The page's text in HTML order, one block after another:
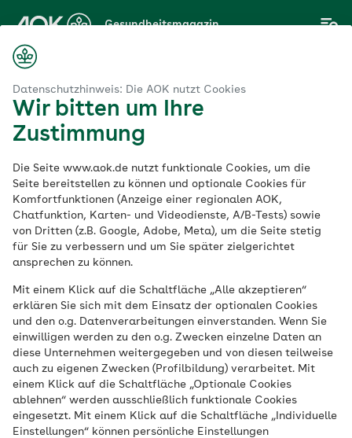
Datenschutzhinweis: Die AOK nutzt Cookies
Wir bitten um Ihre
Zustimmung
Die Seite www.aok.de nutzt funktionale Cookies, um die
Seite bereitstellen zu können und optionale Cookies für
Komfortfunktionen (Anzeige einer regionalen AOK,
Chatfunktion, Karten- und Videodienste, A/B-Tests) sowie
von Dritten (z.B. Google, Adobe, Meta), um die Seite stetig
für Sie zu verbessern und um Sie später zielgerichtet
ansprechen zu können.
Mit einem Klick auf die Schaltfläche „Alle akzeptieren“
erklären Sie sich mit dem Einsatz der optionalen Cookies
und den o.g. Datenverarbeitungen einverstanden. Wenn Sie
einwilligen werden zu den o.g. Zwecken einzelne Daten an
diese Unternehmen weitergegeben und von diesen teilweise
auch zu eigenen Zwecken (Profilbildung) verarbeitet. Mit
einem Klick auf die Schaltfläche „Optionale Cookies
ablehnen“ werden ausschließlich funktionale Cookies
eingesetzt. Mit einem Klick auf die Schaltfläche „Individuelle
Einstellungen“ können persönliche Einstellungen
Hauptinhalt
springen
Gesundheitsmagazin
Was können Sie
gegen
Nachtblindheit tun?
Veröffentlicht am:
11.04.2023 3 Minuten Lesedauer
Orientierungslos in der Dunkelheit –
Menschen mit Nachtblindheit können im
Dunkeln schlecht sehen. Häufig steckt
eine andere Erkrankung, selten auch ein